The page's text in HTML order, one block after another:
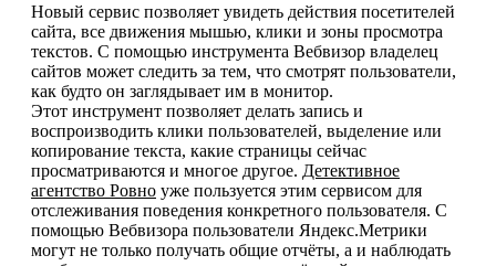
Новый сервис позволяет увидеть действия посетителей
сайта, все движения мышью, клики и зоны просмотра
текстов. С помощью инструмента Вебвизор владелец
сайтов может следить за тем, что смотрят пользователи,
как будто он заглядывает им в монитор.
Этот инструмент позволяет делать запись и
воспроизводить клики пользователей, выделение или
копирование текста, какие страницы сейчас
просматриваются и многое другое. Детективное
агентство Ровно уже пользуется этим сервисом для
отслеживания поведения конкретного пользователя. С
помощью Вебвизора пользователи Яндекс.Метрики
могут не только получать общие отчёты, а и наблюдать